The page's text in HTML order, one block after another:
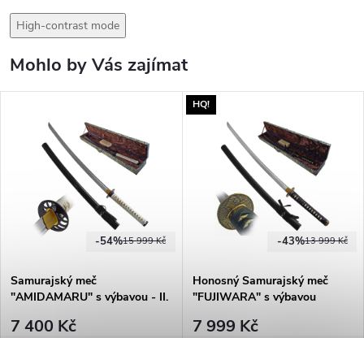
High-contrast mode
Mohlo by Vás zajímat
15 999 Kč
-54%
Samurajský meč
"AMIDAMARU" s výbavou - II.
7 400 Kč
HQ!
13 999 Kč
-43%
Honosný Samurajský meč
"FUJIWARA" s výbavou
7 999 Kč